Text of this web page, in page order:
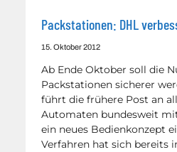
Packstationen: DHL
15. Oktober 2012
Ab Ende Oktober soll die
Packstationen sicherer
führt die frühere Post an
Automaten bundesweit
ein neues Bedienkonzept
Verfahren hat sich bereits